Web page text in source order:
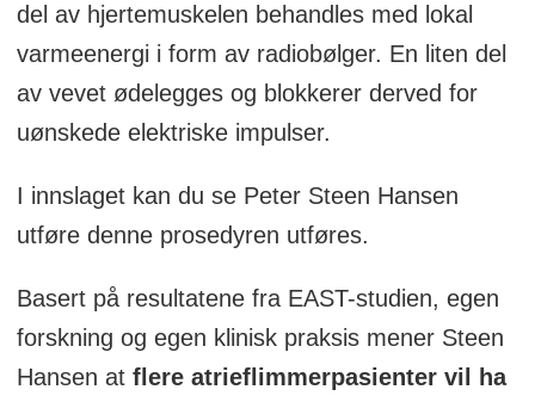
del av hjertemuskelen behandles med lokal
varmeenergi i form av radiobølger. En liten del
av vevet ødelegges og blokkerer derved for
uønskede elektriske impulser.
I innslaget kan du se Peter Steen Hansen
utføre denne prosedyren utføres.
Basert på resultatene fra EAST-studien, egen
forskning og egen klinisk praksis mener Steen
Hansen at flere atrieflimmerpasienter vil ha